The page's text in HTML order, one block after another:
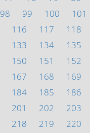
98 99 100 101
116 117 118
133 134 135
150 151 152
167 168 169
184 185 186
201 202 203
218 219 220